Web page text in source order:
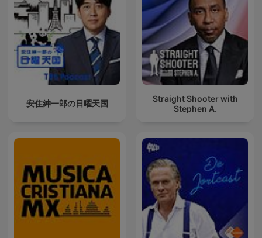
安住紳一郎の日曜天国
Straight Shooter with
Stephen A.